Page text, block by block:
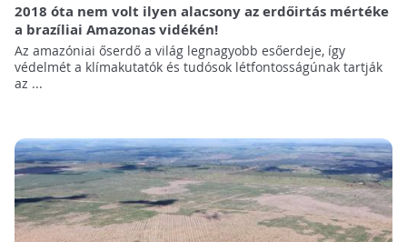
2018 óta nem volt ilyen alacsony az erdőirtás mértéke
a brazíliai Amazonas vidékén!
Az amazóniai őserdő a világ legnagyobb esőerdeje, így
védelmét a klímakutatók és tudósok létfontosságúnak tartják
az ...